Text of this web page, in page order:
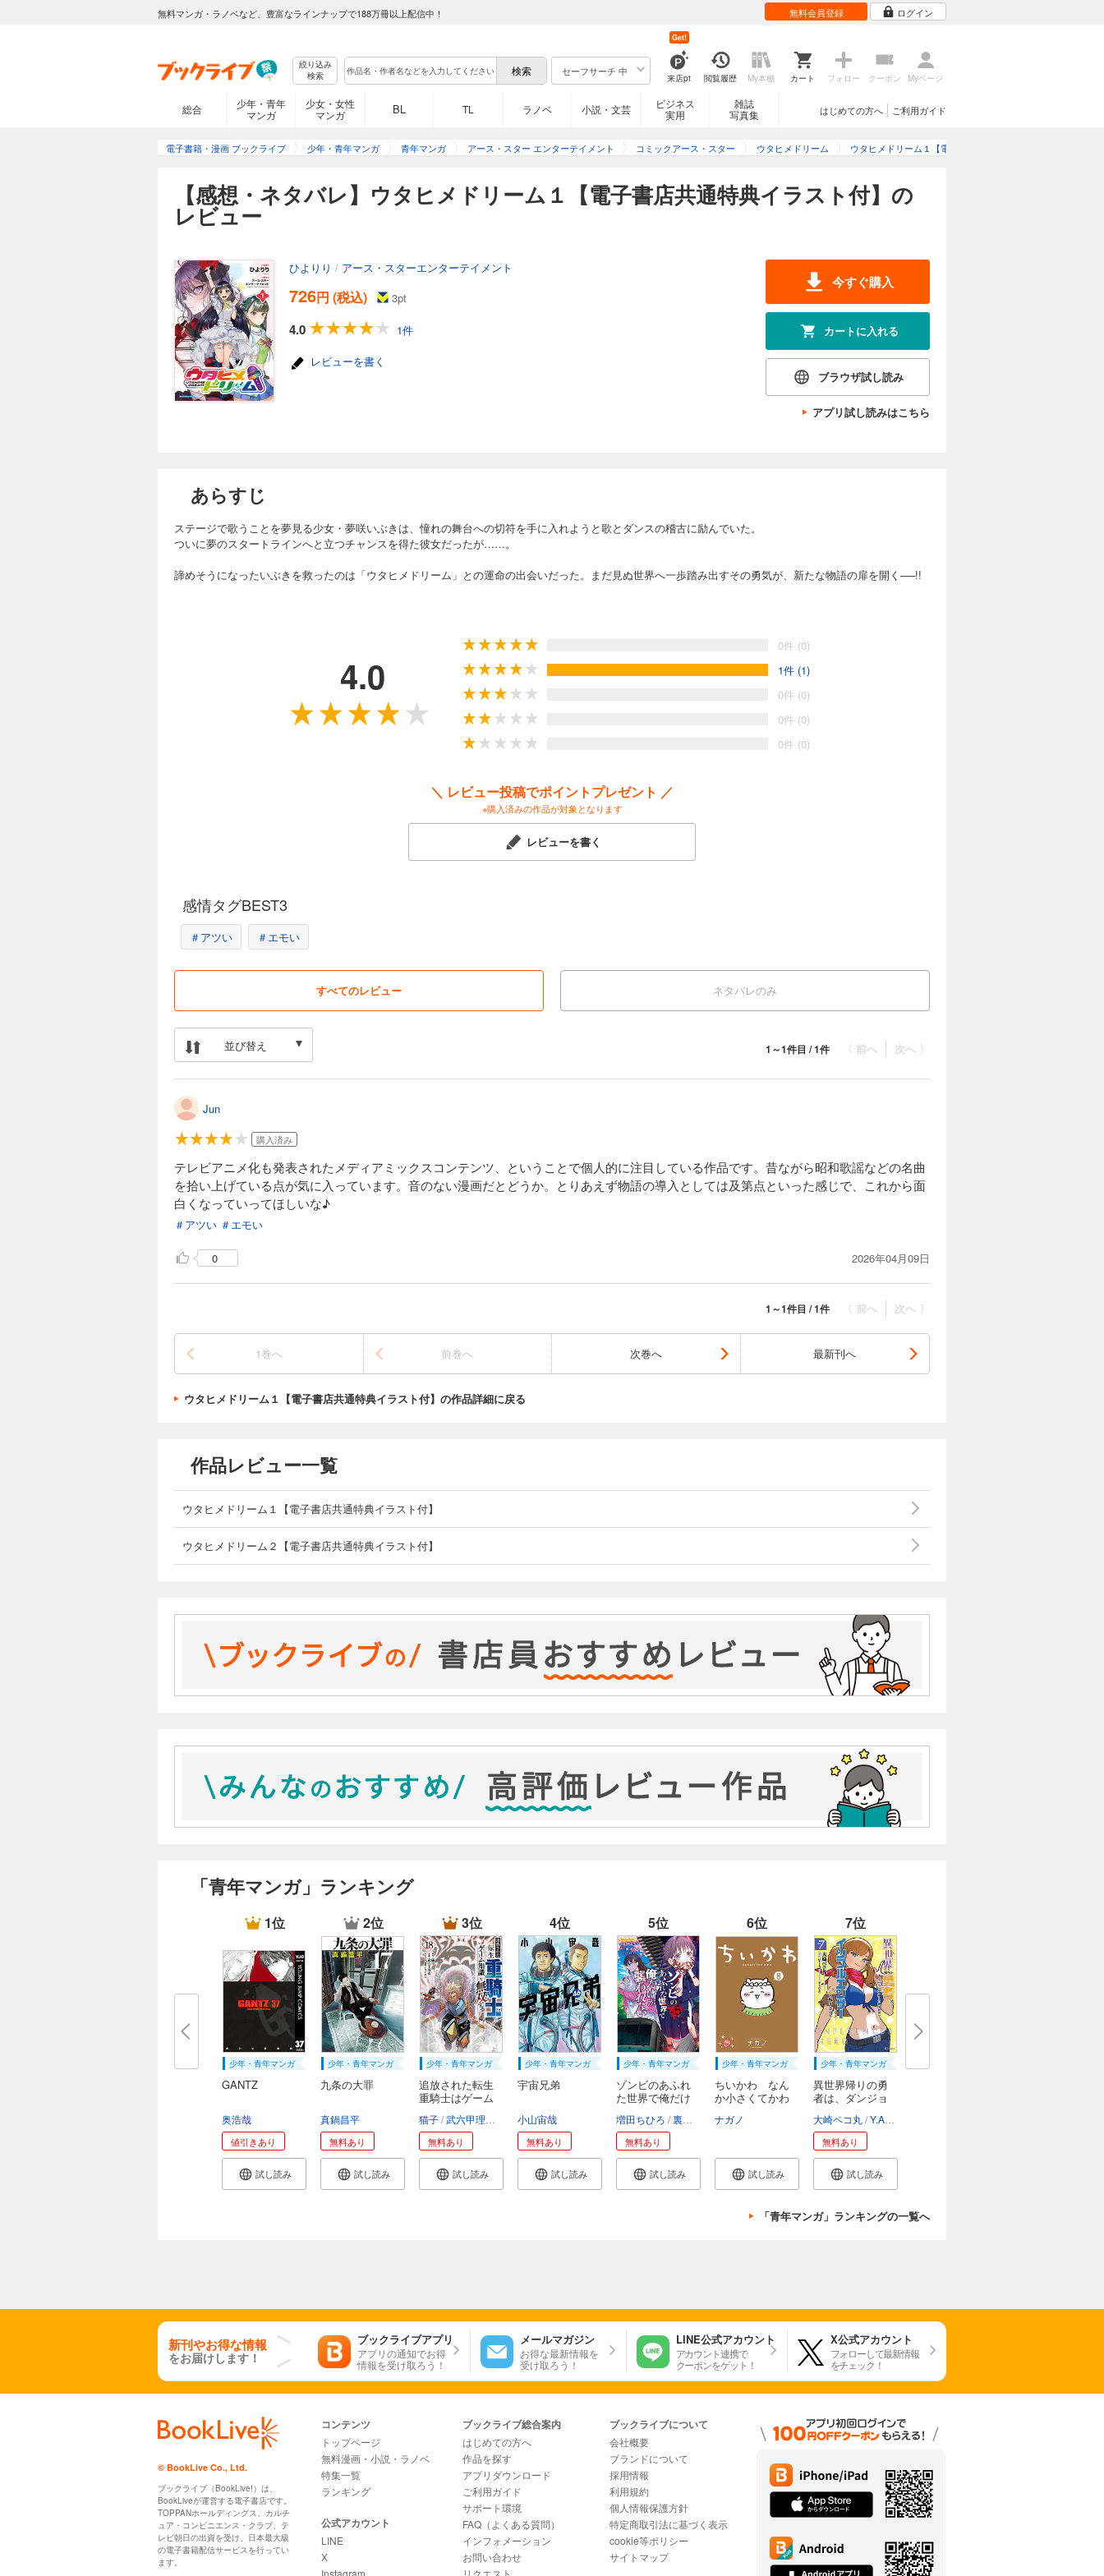
無料マンガ・ラノベなど、豊富なラインナップで188万冊以上配信中！ 無料会員登録 ログイン
絞り込み
検索
セーフサーチ 中
来店pt
Get!
閲覧履歴 My本棚 カート フォロー クーポン Myページ
総合
少年・青年
マンガ
少女・女性
マンガ
BL TL ラノベ 小説・文芸
ビジネス
実用
雑誌
写真集
ご利用ガイド
はじめての方へ
電子書籍・漫画 ブックライブ 少年・青年マンガ 青年マンガ アース・スター エンターテイメント コミックアース・スター ウタヒメドリーム ウタヒメドリーム１【電子書店共通特典イラスト付】のレビ
【感想・ネタバレ】ウタヒメドリーム１【電子書店共通特典イラスト付】の
レビュー
ひよりり / アース・スターエンターテイメント
726円 (税込) 3pt
4.0
1件
レビューを書く
今すぐ購入
カートに入れる
ブラウザ試し読み
アプリ試し読みはこちら
あらすじ
ステージで歌うことを夢見る少女・夢咲いぶきは、憧れの舞台への切符を手に入れようと歌とダンスの稽古に励んでいた。
ついに夢のスタートラインへと立つチャンスを得た彼女だったが……。
諦めそうになったいぶきを救ったのは「ウタヒメドリーム」との運命の出会いだった。まだ見ぬ世界へ一歩踏み出すその勇気が、新たな物語の扉を開く──!!
4.0
0件 (0)
1件 (1)
0件 (0)
0件 (0)
0件 (0)
＼ レビュー投稿でポイントプレゼント ／
※購入済みの作品が対象となります
レビューを書く
感情タグBEST3
＃アツい ＃エモい
すべてのレビュー ネタバレのみ
並び替え 次へ 〉
〈 前へ
1～1件目 / 1件
Jun
購入済み
テレビアニメ化も発表されたメディアミックスコンテンツ、ということで個人的に注目している作品です。昔ながら昭和歌謡などの名曲
を拾い上げている点が気に入っています。音のない漫画だとどうか。とりあえず物語の導入としては及第点といった感じで、これから面
白くなっていってほしいな♪
＃アツい ＃エモい
0 2026年04月09日
次へ 〉
〈 前へ
1～1件目 / 1件
1巻へ 前巻へ 次巻へ 最新刊へ
ウタヒメドリーム１【電子書店共通特典イラスト付】の作品詳細に戻る
作品レビュー一覧
ウタヒメドリーム１【電子書店共通特典イラスト付】
ウタヒメドリーム２【電子書店共通特典イラスト付】
「青年マンガ」ランキング
1位
少年・青年マンガ
GANTZ
奥浩哉
値引きあり
試し読み
2位
少年・青年マンガ
九条の大罪
真鍋昌平
無料あり
試し読み
3位
少年・青年マンガ
追放された転生
重騎士はゲーム
猫子 武六甲理衣 じゃいあん
無料あり
試し読み
4位
少年・青年マンガ
宇宙兄弟
小山宙哉
無料あり
試し読み
5位
少年・青年マンガ
ゾンビのあふれ
た世界で俺だけ
が...
増田ちひろ 裏地ろくろ
無料あり
試し読み
6位
少年・青年マンガ
ちいかわ なん
か小さくてかわ
ナガノ
試し読み
7位
少年・青年マンガ
異世界帰りの勇
者は、ダンジョ
大崎ペコ丸 Y.A
無料あり
試し読み
「青年マンガ」ランキングの一覧へ
新刊やお得な情報
をお届けします！
ブックライブアプリ
アプリの通知でお得
情報を受け取ろう！
メールマガジン
お得な最新情報を
受け取ろう！
LINE公式アカウント
アカウント連携で
クーポンをゲット！
X公式アカウント
フォローして最新情報
をチェック！
© BookLive Co., Ltd.
ブックライブ（BookLive!）は、
BookLiveが運営する電子書店です。
TOPPANホールディングス、カルチ
ュア・コンビニエンス・クラブ、テ
レビ朝日の出資を受け、日本最大級
の電子書籍配信サービスを行ってい
ます。
コンテンツ
トップページ
無料漫画・小説・ラノベ
特集一覧
ランキング
公式アカウント
LINE
X
Instagram
ブックライブ総合案内
はじめての方へ
作品を探す
アプリダウンロード
ご利用ガイド
サポート環境
FAQ（よくある質問）
インフォメーション
お問い合わせ
リクエスト
ブックライブについて
会社概要
ブランドについて
採用情報
利用規約
個人情報保護方針
特定商取引法に基づく表示
cookie等ポリシー
サイトマップ